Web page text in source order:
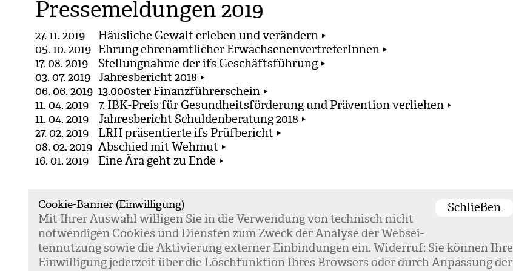
Schließen
Cookie-Banner (Einwilligung)
Mit Ihrer Aus­wahl wil­li­gen Sie in die Ver­wen­dung von tech­nisch nicht
not­wen­di­gen Coo­kies und Diens­ten zum Zweck der Ana­lyse der Web­sei­
ten­nut­zung sowie die Akti­vie­rung exter­ner Ein­bin­dun­gen ein. Wider­ruf: Sie kön­nen Ihre
Ein­wil­li­gung jeder­zeit über die Lösch­funk­tion Ihres Brow­sers oder durch Anpas­sung der
Pressemeldungen 2019
27. 11. 2019
Häusliche Gewalt erleben und verändern
05. 10. 2019 Ehrung ehrenamtlicher ErwachsenenvertreterInnen
17. 08. 2019
Stellungnahme der ifs Geschäftsführung
03. 07. 2019 Jahresbericht 2018
06. 06. 2019 13.000ster Finanzführerschein
11. 04. 2019
7. IBK-Preis für Gesundheitsförderung und Prävention verliehen
11. 04. 2019
Jahresbericht Schuldenberatung 2018
27. 02. 2019
LRH präsentierte ifs Prüfbericht
08. 02. 2019 Abschied mit Wehmut
16. 01. 2019
Eine Ära geht zu Ende
Kontakt
Kommunikation & Marketing